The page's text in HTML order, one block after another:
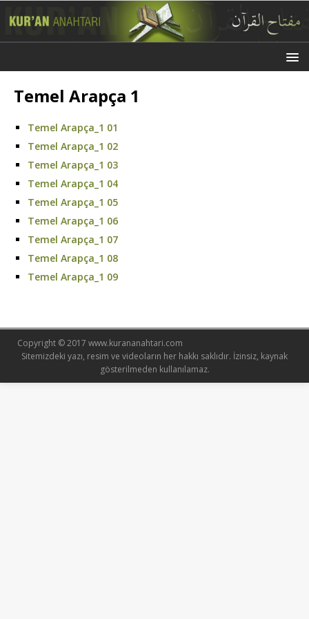
Temel Arapça 1
Temel Arapça_1 01
Temel Arapça_1 02
Temel Arapça_1 03
Temel Arapça_1 04
Temel Arapça_1 05
Temel Arapça_1 06
Temel Arapça_1 07
Temel Arapça_1 08
Temel Arapça_1 09
Copyright © 2017 www.kurananahtari.com
Sitemizdeki yazı, resim ve videoların her hakkı saklıdır. İzinsiz, kaynak
gösterilmeden kullanılamaz.